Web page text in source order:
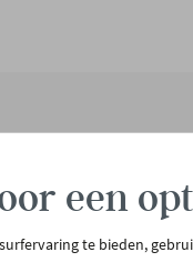
& openingsuren
een
te bieden,